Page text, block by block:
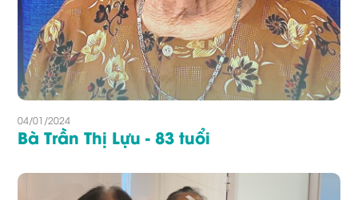
04/01/2024
Bà Trần Thị Lựu - 83 tuổi